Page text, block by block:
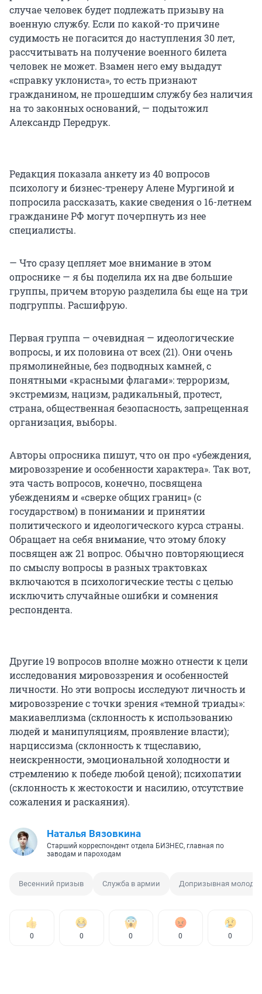
случае человек будет подлежать призыву на
военную службу. Если по какой-то причине
судимость не погасится до наступления 30 лет,
рассчитывать на получение военного билета
человек не может. Взамен него ему выдадут
«справку уклониста», то есть признают
гражданином, не прошедшим службу без наличия
на то законных оснований, — подытожил
Александр Передрук.
Редакция показала анкету из 40 вопросов
психологу и бизнес-тренеру Алене Мургиной и
попросила рассказать, какие сведения о 16-летнем
гражданине РФ могут почерпнуть из нее
специалисты.
— Что сразу цепляет мое внимание в этом
опроснике — я бы поделила их на две большие
группы, причем вторую разделила бы еще на три
подгруппы. Расшифрую.
Первая группа — очевидная — идеологические
вопросы, и их половина от всех (21). Они очень
прямолинейные, без подводных камней, с
понятными «красными флагами»: терроризм,
экстремизм, нацизм, радикальный, протест,
страна, общественная безопасность, запрещенная
организация, выборы.
Авторы опросника пишут, что он про «убеждения,
мировоззрение и особенности характера». Так вот,
эта часть вопросов, конечно, посвящена
убеждениям и «сверке общих границ» (с
государством) в понимании и принятии
политического и идеологического курса страны.
Обращает на себя внимание, что этому блоку
посвящен аж 21 вопрос. Обычно повторяющиеся
по смыслу вопросы в разных трактовках
включаются в психологические тесты с целью
исключить случайные ошибки и сомнения
респондента.
Другие 19 вопросов вполне можно отнести к цели
исследования мировоззрения и особенностей
личности. Но эти вопросы исследуют личность и
мировоззрение с точки зрения «темной триады»:
макиавеллизма (склонность к использованию
людей и манипуляциям, проявление власти);
нарциссизма (склонность к тщеславию,
неискренности, эмоциональной холодности и
стремлению к победе любой ценой); психопатии
(склонность к жестокости и насилию, отсутствие
сожаления и раскаяния).
Наталья Вязовкина
Старший корреспондент отдела БИЗНЕС, главная по
заводам и пароходам
Весенний призыв Служба в армии Допризывная
0 0 0 0 0